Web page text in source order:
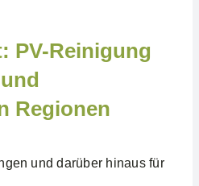
PV-Reinigung
Regionen
und darüber hinaus für